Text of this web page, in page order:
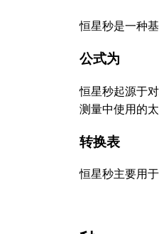
恒星秒是一种
公式为
恒星秒起源于
测量中使用的太
转换表
恒星秒主要用